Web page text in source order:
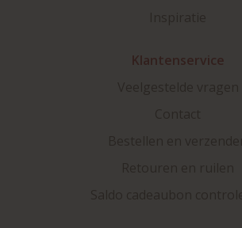
Klantenservice